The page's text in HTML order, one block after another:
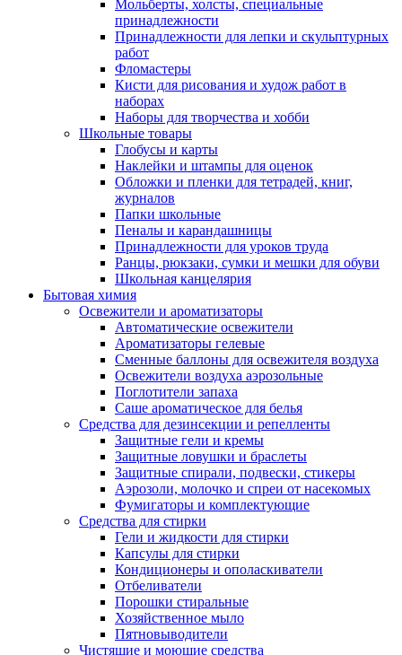
Мольберты, холсты, специальные
принадлежности
Принадлежности для лепки и скульптурных
работ
Фломастеры
Кисти для рисования и худож работ в
наборах
Наборы для творчества и хобби
Школьные товары
Глобусы и карты
Наклейки и штампы для оценок
Обложки и пленки для тетрадей, книг,
журналов
Папки школьные
Пеналы и карандашницы
Принадлежности для уроков труда
Ранцы, рюкзаки, сумки и мешки для обуви
Школьная канцелярия
Бытовая химия
Освежители и ароматизаторы
Автоматические освежители
Ароматизаторы гелевые
Сменные баллоны для освежителя воздуха
Освежители воздуха аэрозольные
Поглотители запаха
Саше ароматическое для белья
Средства для дезинсекции и репелленты
Защитные гели и кремы
Защитные ловушки и браслеты
Защитные спирали, подвески, стикеры
Аэрозоли, молочко и спреи от насекомых
Фумигаторы и комплектующие
Средства для стирки
Гели и жидкости для стирки
Капсулы для стирки
Кондиционеры и ополаскиватели
Отбеливатели
Порошки стиральные
Хозяйственное мыло
Пятновыводители
Чистящие и моющие средства